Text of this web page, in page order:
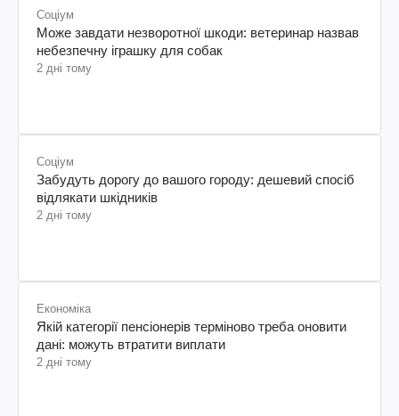
Соціум
Може завдати незворотної шкоди: ветеринар назвав
небезпечну іграшку для собак
2 дні тому
Соціум
Забудуть дорогу до вашого городу: дешевий спосіб
відлякати шкідників
2 дні тому
Економіка
Якій категорії пенсіонерів терміново треба оновити
дані: можуть втратити виплати
2 дні тому